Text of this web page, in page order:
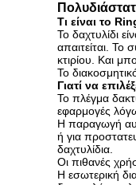
Τι είναι το
Το δαχτυλίδι
απαιτείται.
κτιρίου. Και
Το
Γιατί να
Το πλέγμα
εφαρμογές
Η παραγωγή
ή για
δαχτυλίδια.
Οι πιθανές
Η εσωτερική